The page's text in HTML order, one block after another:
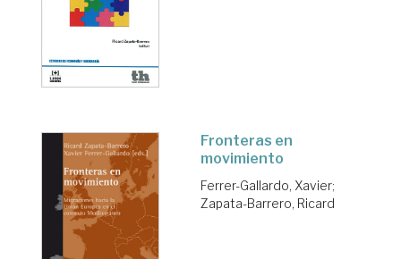
Fronteras en
movimiento
Ferrer-Gallardo, Xavier;
Zapata-Barrero, Ricard